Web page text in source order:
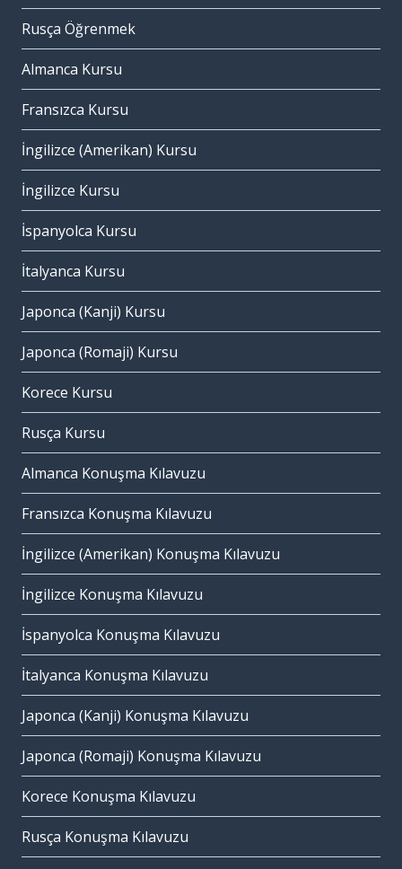
Rusça Öğrenmek
Almanca Kursu
Fransızca Kursu
İngilizce (Amerikan) Kursu
İngilizce Kursu
İspanyolca Kursu
İtalyanca Kursu
Japonca (Kanji) Kursu
Japonca (Romaji) Kursu
Korece Kursu
Rusça Kursu
Almanca Konuşma Kılavuzu
Fransızca Konuşma Kılavuzu
İngilizce (Amerikan) Konuşma Kılavuzu
İngilizce Konuşma Kılavuzu
İspanyolca Konuşma Kılavuzu
İtalyanca Konuşma Kılavuzu
Japonca (Kanji) Konuşma Kılavuzu
Japonca (Romaji) Konuşma Kılavuzu
Korece Konuşma Kılavuzu
Rusça Konuşma Kılavuzu